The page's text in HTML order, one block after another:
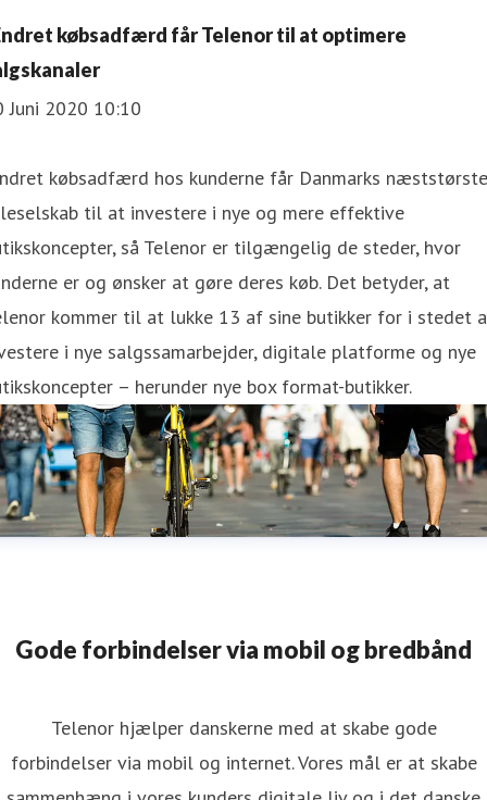
købsadfærd får Telenor til at optimere
Juni 2020 10:10
købsadfærd hos kunderne får Danmarks næststørste
til at investere i nye og mere effektive
så Telenor er tilgængelig de steder, hvor
er og ønsker at gøre deres køb. Det betyder, at
kommer til at lukke 13 af sine butikker for i stedet
i nye salgssamarbejder, digitale platforme og nye
– herunder nye box format-butikker.
Gode forbindelser via mobil og bredbånd
Telenor hjælper danskerne med at skabe gode
forbindelser via mobil og internet. Vores mål er at skabe